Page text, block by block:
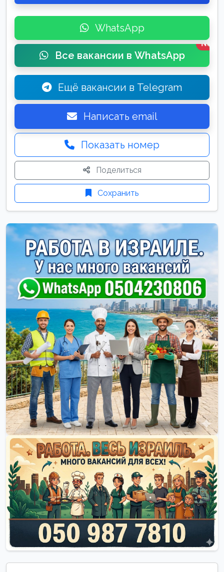
WhatsApp
Все вакансии в WhatsApp
New
Ещё вакансии в Telegram
Написать email
Показать номер
Поделиться
Сохранить